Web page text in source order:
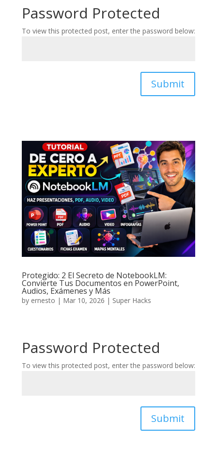
Password Protected
To view this protected post, enter the password below:
Submit
Protegido: 2 El Secreto de NotebookLM:
Convierte Tus Documentos en PowerPoint,
Audios, Exámenes y Más
by ernesto | Mar 10, 2026 | Super Hacks
Password Protected
To view this protected post, enter the password below:
Submit